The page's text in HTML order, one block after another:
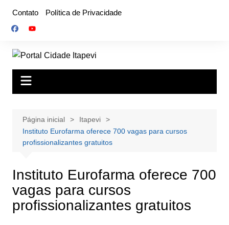
Contato Política de Privacidade
Página inicial
Itapevi
Instituto Eurofarma oferece 700 vagas para cursos
profissionalizantes gratuitos
Instituto Eurofarma oferece 700
vagas para cursos
profissionalizantes gratuitos